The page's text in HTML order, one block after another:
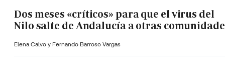
Dos meses «críticos» para que el virus del
Nilo salte de Andalucía a otras
Elena Calvo y Fernando Barroso Vargas